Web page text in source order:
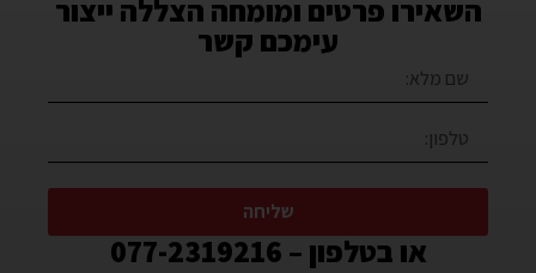
השאירו פרטים ומומחה הצללה ייצור
עימכם קשר
שליחה
או בטלפון – 077-2319216